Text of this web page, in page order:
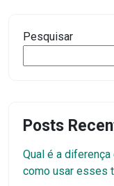
Pesquisar
Posts
Qual é a
como usar esses